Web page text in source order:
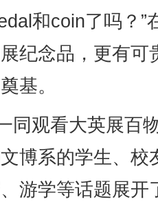
和coin了吗？”
纪念品，更有
基。
同观看大英展
博系的学生、
游学等话题展